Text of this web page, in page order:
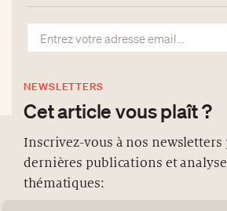
NEWSLETTERS
Cet article vous plaît ?
Inscrivez-vous à nos newsletters
dernières publications et
thématiques:
À PROPOS